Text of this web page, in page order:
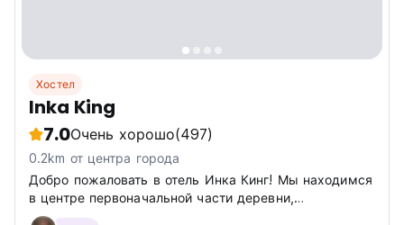
Хостел
Inka King
7.0Очень хорошо(497)
0.2km от центра города
Добро пожаловать в отель Инка Кинг! Мы находимся
в центре первоначальной части деревни,
построенной инками. Пт